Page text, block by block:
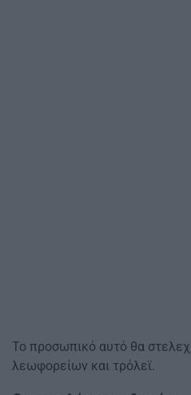
Το προσωπικό αυτό θα
λεωφορείων και τρόλεϊ.